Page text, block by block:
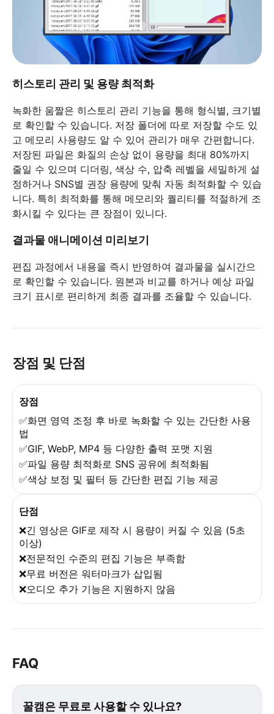
히스토리 관리 및 용량 최적화
녹화한 움짤은 히스토리 관리 기능을 통해 형식별, 크기별
로 확인할 수 있습니다. 저장 폴더에 따로 저장할 수도 있
고 메모리 사용량도 알 수 있어 관리가 매우 간편합니다.
저장된 파일은 화질의 손상 없이 용량을 최대 80%까지
줄일 수 있으며 디더링, 색상 수, 압축 레벨을 세밀하게 설
정하거나 SNS별 권장 용량에 맞춰 자동 최적화할 수 있습
니다. 특히 최적화를 통해 메모리와 퀄리티를 적절하게 조
화시킬 수 있다는 큰 장점이 있니다.
결과물 애니메이션 미리보기
편집 과정에서 내용을 즉시 반영하여 결과물을 실시간으
로 확인할 수 있습니다. 원본과 비교를 하거나 예상 파일
크기 표시로 편리하게 최종 결과를 조율할 수 있습니다.
장점 및 단점
장점
✅화면 영역 조정 후 바로 녹화할 수 있는 간단한 사용
법
✅GIF, WebP, MP4 등 다양한 출력 포맷 지원
✅파일 용량 최적화로 SNS 공유에 최적화됨
✅색상 보정 및 필터 등 간단한 편집 기능 제공
단점
❌긴 영상은 GIF로 제작 시 용량이 커질 수 있음 (5초
이상)
❌전문적인 수준의 편집 기능은 부족함
❌무료 버전은 워터마크가 삽입됨
❌오디오 추가 기능은 지원하지 않음
FAQ
꿀캠은 무료로 사용할 수 있나요?